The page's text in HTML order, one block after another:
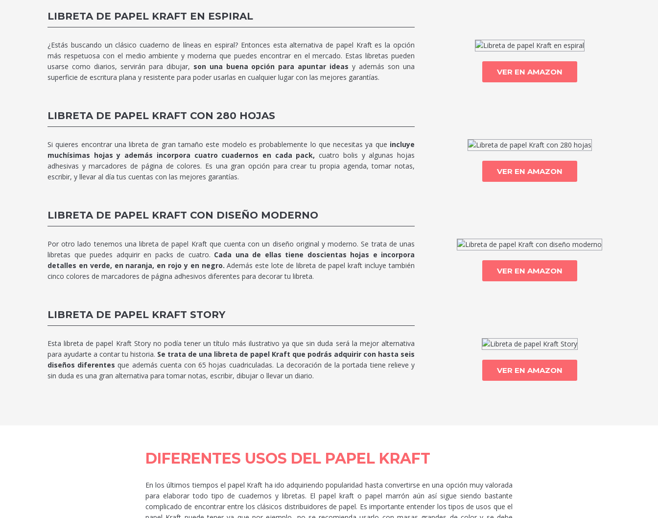
LIBRETA DE PAPEL KRAFT EN ESPIRAL
VER EN AMAZON
¿Estás buscando un clásico cuaderno de líneas en espiral? Entonces esta alternativa de papel Kraft es la opción
más respetuosa con el medio ambiente y moderna que puedes encontrar en el mercado. Estas libretas pueden
usarse como diarios, servirán para dibujar, son una buena opción para apuntar ideas y además son una
superficie de escritura plana y resistente para poder usarlas en cualquier lugar con las mejores garantías.
LIBRETA DE PAPEL KRAFT CON 280 HOJAS
VER EN AMAZON
Si quieres encontrar una libreta de gran tamaño este modelo es probablemente lo que necesitas ya que incluye
muchísimas hojas y además incorpora cuatro cuadernos en cada pack,cuatro bolis y algunas hojas
adhesivas y marcadores de página de colores. Es una gran opción para crear tu propia agenda, tomar notas,
escribir, y llevar al día tus cuentas con las mejores garantías.
LIBRETA DE PAPEL KRAFT CON DISEÑO MODERNO
VER EN AMAZON
Por otro lado tenemos una libreta de papel Kraft que cuenta con un diseño original y moderno. Se trata de unas
libretas que puedes adquirir en packs de cuatro. Cada una de ellas tiene doscientas hojas e incorpora
detalles en verde, en naranja, en rojo y en negro. Además este lote de libreta de papel kraft incluye también
cinco colores de marcadores de página adhesivos diferentes para decorar tu libreta.
LIBRETA DE PAPEL KRAFT STORY
VER EN AMAZON
Esta libreta de papel Kraft Story no podía tener un título más ilustrativo ya que sin duda será la mejor alternativa
para ayudarte a contar tu historia. Se trata de una libreta de papel Kraft que podrás adquirir con hasta seis
diseños diferentes que además cuenta con 65 hojas cuadriculadas. La decoración de la portada tiene relieve y
sin duda es una gran alternativa para tomar notas, escribir, dibujar o llevar un diario.
DIFERENTES USOS DEL PAPEL KRAFT
En los últimos tiempos el papel Kraft ha ido adquiriendo popularidad hasta convertirse en una opción muy valorada
para elaborar todo tipo de cuadernos y libretas. El papel kraft o papel marrón aún así sigue siendo bastante
complicado de encontrar entre los clásicos distribuidores de papel. Es importante entender los tipos de usos que el